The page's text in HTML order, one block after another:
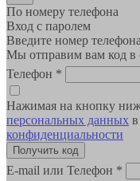
По номеру телефона
Вход с паролем
Введите номер телефона
Мы отправим вам код в
Телефон *
Нажимая на кнопку
персональных данных
конфиденциальности
E-mail или Телефон *